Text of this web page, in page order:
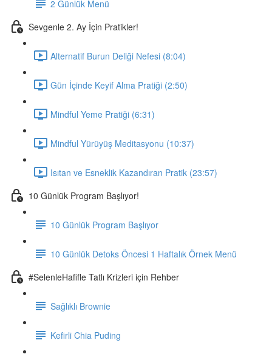
2 Günlük Menü
Sevgenle 2. Ay İçin Pratikler!
Alternatif Burun Deliği Nefesi (8:04)
Gün İçinde Keyif Alma Pratiği (2:50)
Mindful Yeme Pratiği (6:31)
Mindful Yürüyüş Meditasyonu (10:37)
Isıtan ve Esneklik Kazandıran Pratik (23:57)
10 Günlük Program Başlıyor!
10 Günlük Program Başlıyor
10 Günlük Detoks Öncesi 1 Haftalık Örnek Menü
#SelenleHafifle Tatlı Krizleri için Rehber
Sağlıklı Brownie
Kefirli Chia Puding